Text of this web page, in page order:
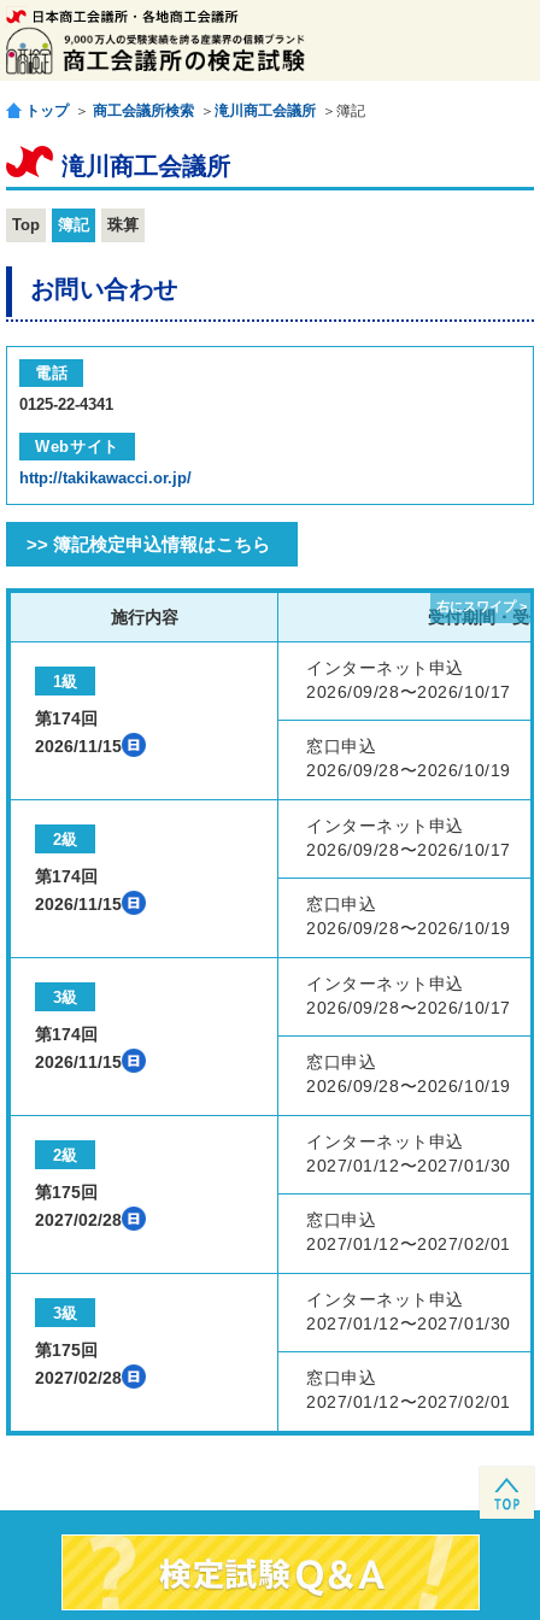
トップ ＞ 商工会議所検索 ＞ 滝川商工会議所 ＞簿記
滝川商工会議所
Top 簿記 珠算
お問い合わせ
電話
0125-22-4341
Webサイト
http://takikawacci.or.jp/
>> 簿記検定申込情報はこちら
施行内容 受付期間・受
1級
第174回
2026/11/15
インターネット申込
2026/09/28〜2026/10/17
窓口申込
2026/09/28〜2026/10/19
2級
第174回
2026/11/15
インターネット申込
2026/09/28〜2026/10/17
窓口申込
2026/09/28〜2026/10/19
3級
第174回
2026/11/15
インターネット申込
2026/09/28〜2026/10/17
窓口申込
2026/09/28〜2026/10/19
2級
第175回
2027/02/28
インターネット申込
2027/01/12〜2027/01/30
窓口申込
2027/01/12〜2027/02/01
3級
第175回
2027/02/28
インターネット申込
2027/01/12〜2027/01/30
窓口申込
2027/01/12〜2027/02/01